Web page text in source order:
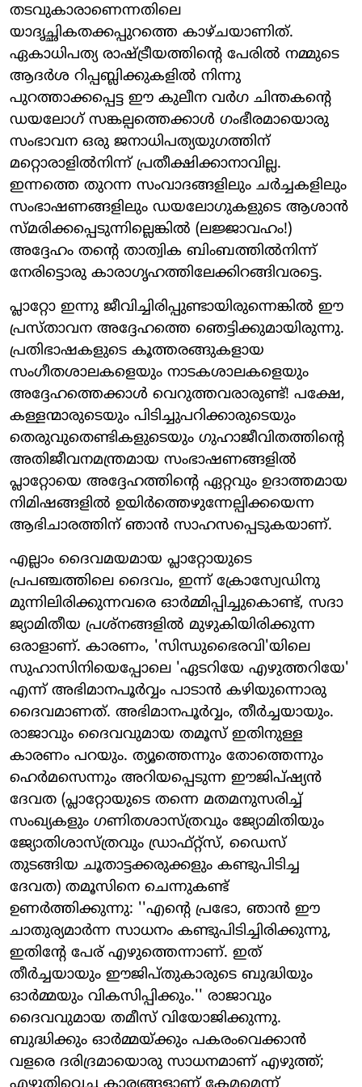
തടവുകാരാണെന്നതിലെ
യാദൃച്ഛികതക്കപ്പുറത്തെ കാഴ്ചയാണിത്.
ഏകാധിപത്യ രാഷ്ട്രീയത്തിന്റെ പേരില്‍ നമ്മുടെ
ആദര്‍ശ റിപ്പബ്ലിക്കുകളില്‍ നിന്നു
പുറത്താക്കപ്പെട്ട ഈ കുലീന വര്‍ഗ ചിന്തകന്റെ
ഡയലോഗ് സങ്കല്പത്തെക്കാള്‍ ഗംഭീരമായൊരു
സംഭാവന ഒരു ജനാധിപത്യയുഗത്തിന്
മറ്റൊരാളില്‍നിന്ന് പ്രതീക്ഷിക്കാനാവില്ല.
ഇന്നത്തെ തുറന്ന സംവാദങ്ങളിലും ചര്‍ച്ചകളിലും
സംഭാഷണങ്ങളിലും ഡയലോഗുകളുടെ ആശാന്‍
സ്മരിക്കപ്പെടുന്നില്ലെങ്കില്‍ (ലജ്ജാവഹം!)
അദ്ദേഹം തന്റെ താത്വിക ബിംബത്തില്‍നിന്ന്
നേരിട്ടൊരു കാരാഗൃഹത്തിലേക്കിറങ്ങിവരട്ടെ.
പ്ലാറ്റോ ഇന്നു ജീവിച്ചിരിപ്പുണ്ടായിരുന്നെങ്കില്‍ ഈ
പ്രസ്താവന അദ്ദേഹത്തെ ഞെട്ടിക്കുമായിരുന്നു.
പ്രതിഭാഷകളുടെ കൂത്തരങ്ങുകളായ
സംഗീതശാലകളെയും നാടകശാലകളെയും
അദ്ദേഹത്തെക്കാള്‍ വെറുത്തവരാരുണ്ട്! പക്ഷേ,
കള്ളന്മാരുടെയും പിടിച്ചുപറിക്കാരുടെയും
തെരുവുതെണ്ടികളുടെയും ഗുഹാജീവിതത്തിന്റെ
അതിജീവനമന്ത്രമായ സംഭാഷണങ്ങളില്‍
പ്ലാറ്റോയെ അദ്ദേഹത്തിന്റെ ഏറ്റവും ഉദാത്തമായ
നിമിഷങ്ങളില്‍ ഉയിര്‍ത്തെഴുന്നേല്പിക്കയെന്ന
ആഭിചാരത്തിന് ഞാന്‍ സാഹസപ്പെടുകയാണ്.
എല്ലാം ദൈവമയമായ പ്ലാറ്റോയുടെ
പ്രപഞ്ചത്തിലെ ദൈവം, ഇന്ന് ക്രോസ്വേഡിനു
മുന്നിലിരിക്കുന്നവരെ ഓര്‍മ്മിപ്പിച്ചുകൊണ്ട്, സദാ
ജ്യാമിതീയ പ്രശ്‌നങ്ങളില്‍ മുഴുകിയിരിക്കുന്ന
ഒരാളാണ്. കാരണം, 'സിന്ധുഭൈരവി'യിലെ
സുഹാസിനിയെപ്പോലെ 'ഏടറിയേ എഴുത്തറിയേ'
എന്ന് അഭിമാനപൂര്‍വ്വം പാടാന്‍ കഴിയുന്നൊരു
ദൈവമാണത്. അഭിമാനപൂര്‍വ്വം, തീര്‍ച്ചയായും.
രാജാവും ദൈവവുമായ തമൂസ് ഇതിനുള്ള
കാരണം പറയും. ത്യൂത്തെന്നും തോത്തെന്നും
ഹെര്‍മസെന്നും അറിയപ്പെടുന്ന ഈജിപ്ഷ്യന്‍
ദേവത (പ്ലാറ്റോയുടെ തന്നെ മതമനുസരിച്ച്
സംഖ്യകളും ഗണിതശാസ്ത്രവും ജ്യോമിതിയും
ജ്യോതിശാസ്ത്രവും ഡ്രാഫ്റ്റ്‌സ്, ഡൈസ്
തുടങ്ങിയ ചൂതാട്ടക്കരുക്കളും കണ്ടുപിടിച്ച
ദേവത) തമൂസിനെ ചെന്നുകണ്ട്
ഉണര്‍ത്തിക്കുന്നു: ''എന്റെ പ്രഭോ, ഞാന്‍ ഈ
ചാതുര്യമാര്‍ന്ന സാധനം കണ്ടുപിടിച്ചിരിക്കുന്നു,
ഇതിന്റേ പേര് എഴുത്തെന്നാണ്. ഇത്
തീര്‍ച്ചയായും ഈജിപ്തുകാരുടെ ബുദ്ധിയും
ഓര്‍മ്മയും വികസിപ്പിക്കും.'' രാജാവും
ദൈവവുമായ തമീസ് വിയോജിക്കുന്നു.
ബുദ്ധിക്കും ഓര്‍മ്മയ്ക്കും പകരംവെക്കാന്‍
വളരെ ദരിദ്രമായൊരു സാധനമാണ് എഴുത്ത്;